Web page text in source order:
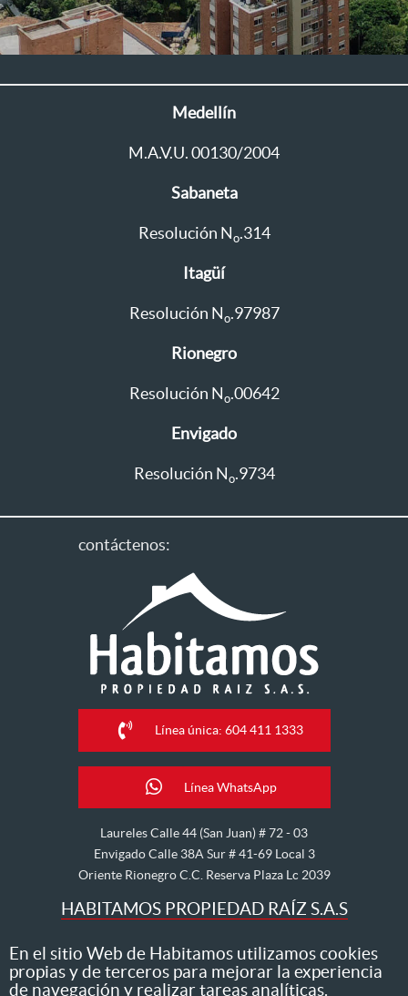
Medellín
M.A.V.U. 00130/2004
Sabaneta
Resolución N o.314
Itagüí
Resolución N o.97987
Rionegro
Resolución N o.00642
Envigado
Resolución N o.9734
contáctenos:
Línea única: 604 411 1333
Línea WhatsApp
Laureles Calle 44 (San Juan) # 72 - 03
Envigado Calle 38A Sur # 41-69 Local 3
Oriente Rionegro C.C. Reserva Plaza Lc 2039
HABITAMOS PROPIEDAD RAÍZ S.A.S
Nos dedicamos al arriendo, venta, hipoteca, avalúo y
administración de inmuebles
En el sitio Web de Habitamos utilizamos cookies
propias y de terceros para mejorar la experiencia
de navegación y realizar tareas analíticas.